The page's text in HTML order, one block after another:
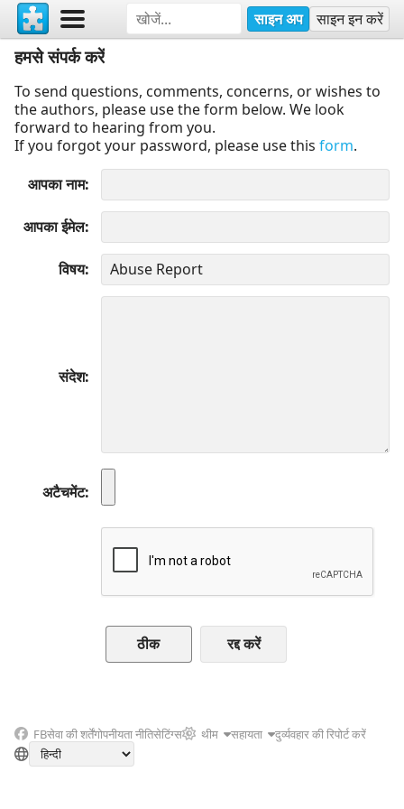
साइन अप साइन इन करें
हमसे संपर्क करें
To send questions, comments, concerns, or wishes to
the authors, please use the form below. We look
forward to hearing from you.
If you forgot your password, please use this form.
आपका नाम
आपका ईमेल
विषय
संदेश
अटैचमेंट
रद्द करें
FBसेवा की शर्तेंगोपनीयता नीतिसेटिंग्स थीम सहायता दुर्व्यवहार की रिपोर्ट करें